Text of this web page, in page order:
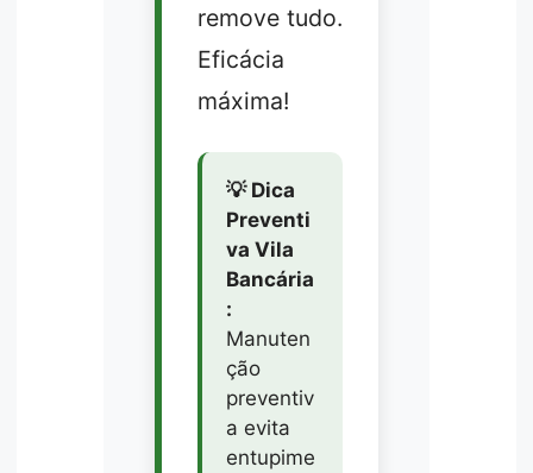
remove tudo.
Eficácia
máxima!
💡 Dica
Preventi
va Vila
Bancária
:
Manuten
ção
preventiv
a evita
entupime